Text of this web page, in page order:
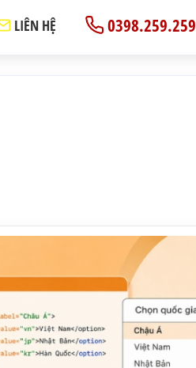
0398.259.259
LIÊN HỆ